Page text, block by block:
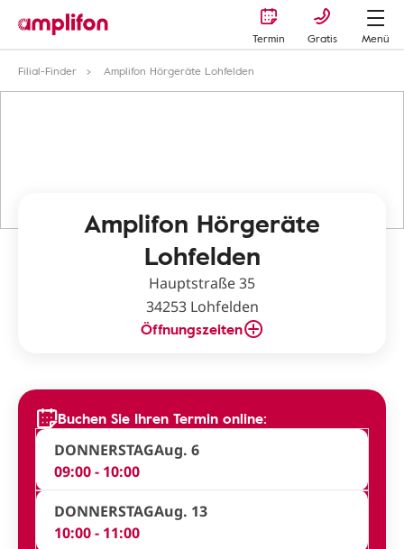
Termin Gratis
Menü
Filial-Finder
Amplifon Hörgeräte Lohfelden
Amplifon Hörgeräte
Lohfelden
Hauptstraße 35
34253 Lohfelden
Öffnungszeiten
Buchen Sie Ihren Termin online:
DONNERSTAGAug. 6
09:00 - 10:00
DONNERSTAGAug. 13
10:00 - 11:00